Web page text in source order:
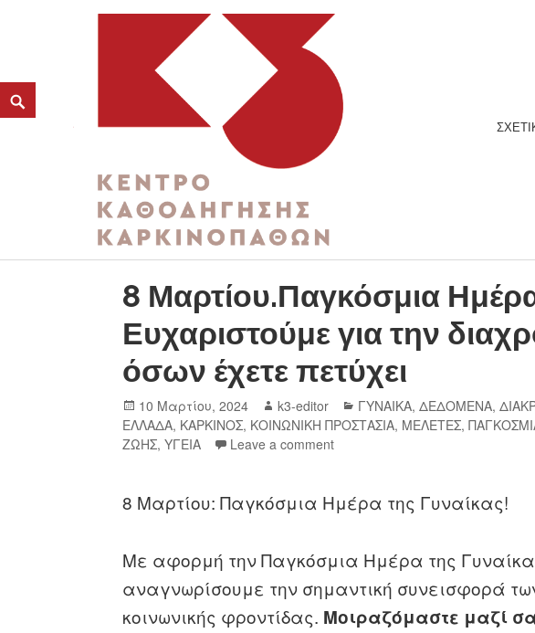
K3
ΚΕΝΤΡΟ ΚΑΘΟΔΗΓΗΣΗΣ ΚΑΡΚΙΝΟΠΑΘΩΝ
ΚΑΤΗΓΟΡΊΑ:
8 Μαρτίου.Παγκόσμια
Ευχαριστούμε για την
όσων έχετε πετύχει
10 Μαρτίου, 2024 k3-editor ΓΥΝΑΙΚΑ,ΔΕΔΟΜΕΝΑ,
ΕΛΛΑΔΑ, ΚΑΡΚΙΝΟΣ, ΚΟΙΝΩΝΙΚΗ ΠΡΟΣΤΑΣΙΑ, ΜΕΛΕΤΕΣ,
ΖΩΗΣ,ΥΓΕΙΑ Leave a comment
8 Μαρτίου: Παγκόσμια Ημέρα της Γυναίκας!
Με αφορμή την Παγκόσμια Ημέρα της
αναγνωρίσουμε την σημαντική συνεισφορά
κοινωνικής φροντίδας. Μοιραζόμαστε μαζί